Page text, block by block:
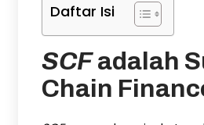
Daftar Isi
SCFadalah
Chain